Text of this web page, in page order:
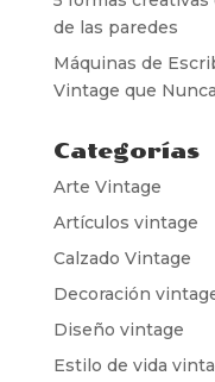
de las paredes
Máquinas de
Vintage que
Categorías
Arte Vintage
Artículos vintage
Calzado Vintage
Decoración
Diseño vintage
Estilo de vida